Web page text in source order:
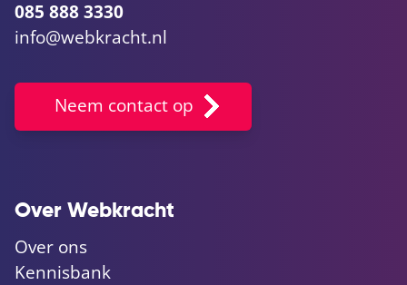
085 888 3330
info@webkracht.nl
Neem contact op
Over Webkracht
Over ons
Kennisbank